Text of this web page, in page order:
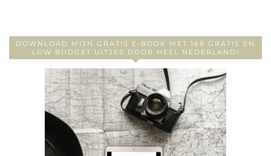
DOWNLOAD MIJN GRATIS E-BOOK MET 168 GRATIS EN
LOW BUDGET UITJES DOOR HEEL NEDERLAND!